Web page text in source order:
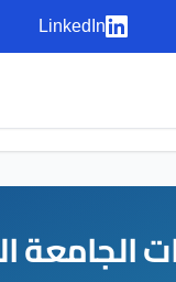
LinkedIn
الجامعة